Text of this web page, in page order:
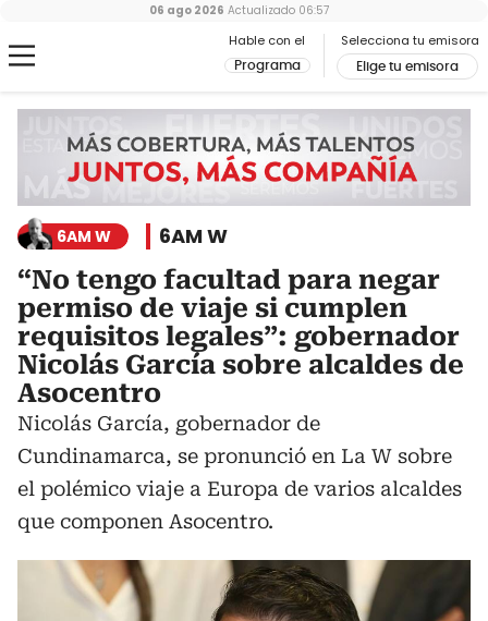
Hable con el
Programa
Selecciona tu emisora
Elige tu emisora
06 ago 2026 Actualizado 06:57
6AM W 6AM W
“No tengo facultad para negar
permiso de viaje si cumplen
requisitos legales”: gobernador
Nicolás García sobre alcaldes de
Asocentro
Nicolás García, gobernador de
Cundinamarca, se pronunció en La W sobre
el polémico viaje a Europa de varios alcaldes
que componen Asocentro.